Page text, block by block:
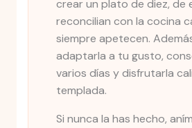
crear un plato de diez, de
reconcilian con la cocina
siempre apetecen.
adaptarla a tu gusto,
varios días y disfrutarla
templada.
Si nunca la has hecho,